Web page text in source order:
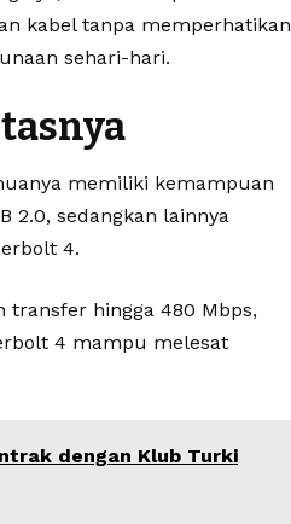
kabel tanpa memperhatikan
sehari-hari.
memiliki kemampuan
2.0, sedangkan lainnya
4.
transfer hingga 480 Mbps,
4 mampu melesat
dengan Klub Turki